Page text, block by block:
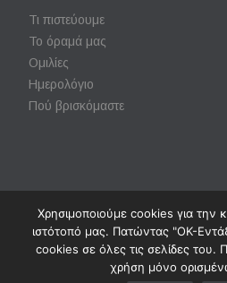
Τι πιστεύουμε
Το όραμά μας
Ομιλίες
Ημερολόγιο
Πού βρισκόμαστε
Powered byDigisol Ltd.
↑
Χρησιμοποιούμε cookies για την
ιστότοπό μας. Πατώντας "ΟΚ-
cookies σε όλες τις σελίδες του.
χρήση μόνο